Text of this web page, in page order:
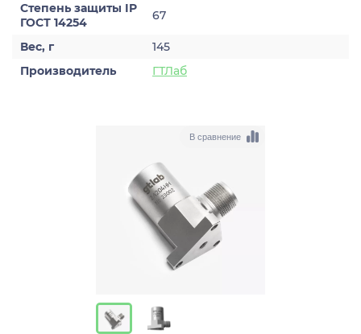
Степень защиты IP
ГОСТ 14254
67
Вес, г
145
Производитель
ГТЛаб
В сравнение